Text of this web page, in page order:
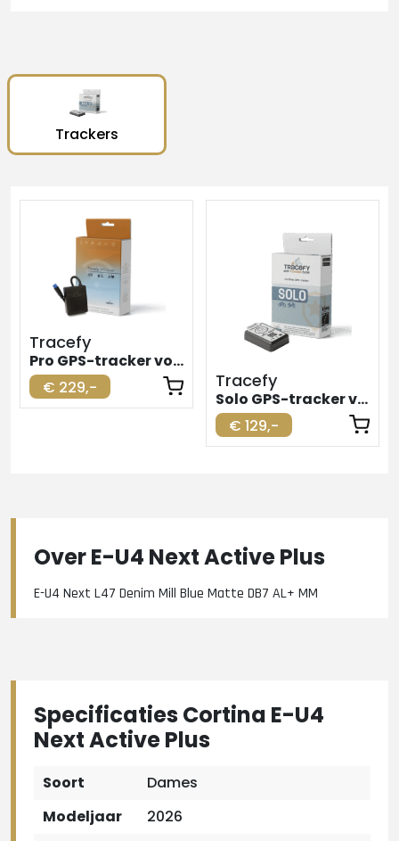
Trackers
Tracefy
Pro GPS-tracker voor elektrische fiets
€ 229,-
Tracefy
Solo GPS-tracker voor elektrische fiets
€ 129,-
Over E-U4 Next Active Plus
E-U4 Next L47 Denim Mill Blue Matte DB7 AL+ MM
Specificaties Cortina E-U4
Next Active Plus
Soort
Dames
Modeljaar
2026